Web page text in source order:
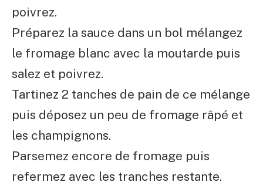
poivrez.
Préparez la sauce dans un bol mélangez
le fromage blanc avec la moutarde puis
salez et poivrez.
Tartinez 2 tanches de pain de ce mélange
puis déposez un peu de fromage râpé et
les champignons.
Parsemez encore de fromage puis
refermez avec les tranches restante.